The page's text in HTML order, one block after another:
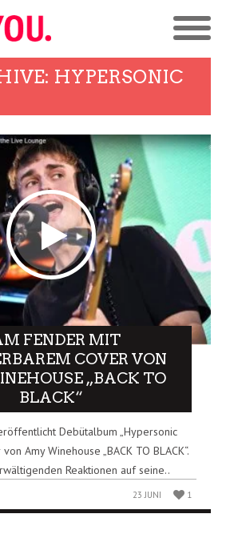
HYPERSONIC
FENDER MIT
COVER VON
„BACK TO
BLACK“
Debütalbum „Hypersonic
Amy Winehouse „BACK TO BLACK“.
Reaktionen auf seine..
23 JUNI 1